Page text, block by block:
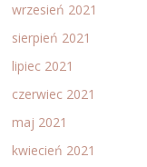
wrzesień 2021
sierpień 2021
lipiec 2021
czerwiec 2021
maj 2021
kwiecień 2021